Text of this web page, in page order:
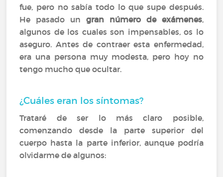
fue, pero no sabía todo lo que supe después.
He pasado un gran número de exámenes,
algunos de los cuales son impensables, os lo
aseguro. Antes de contraer esta enfermedad,
era una persona muy modesta, pero hoy no
tengo mucho que ocultar.
¿Cuáles eran los síntomas?
Trataré de ser lo más claro posible,
comenzando desde la parte superior del
cuerpo hasta la parte inferior, aunque podría
olvidarme de algunos: